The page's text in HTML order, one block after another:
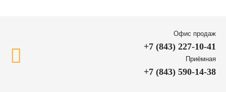
Офис продаж
+7 (843) 227-10-41
Приёмная
+7 (843) 590-14-38